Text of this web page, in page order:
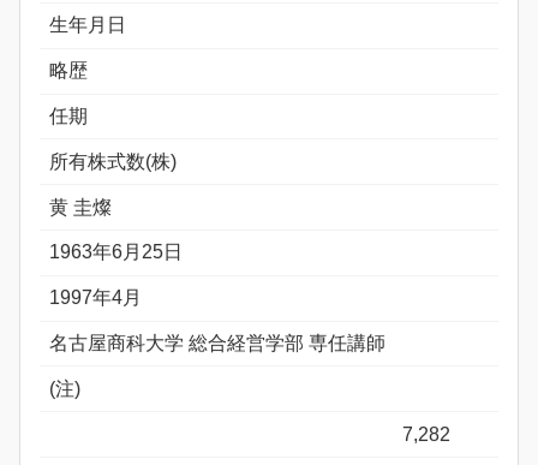
生年月日
略歴
任期
所有株式数(株)
黄 圭燦
1963年6月25日
1997年4月
名古屋商科大学 総合経営学部 専任講師
(注)
7,282